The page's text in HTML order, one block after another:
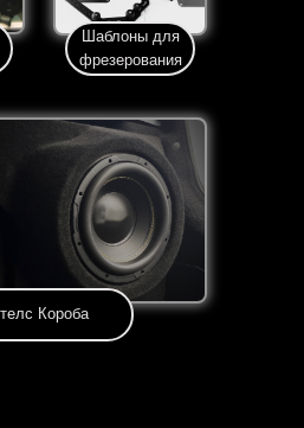
Шаблоны для
фрезерования
Короба